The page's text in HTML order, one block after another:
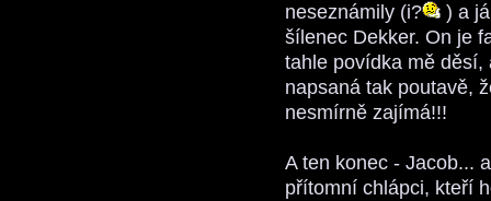
neseznámily (i?
) a
šílenec Dekker. On je
tahle povídka mě děsí,
napsaná tak poutavě,
nesmírně zajímá!!!
A ten konec - Jacob...
přítomní chlápci, kteří